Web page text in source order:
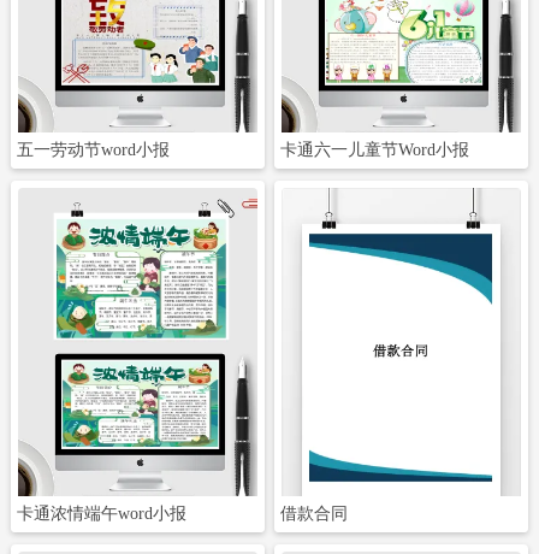
五一劳动节word小报 卡通六一儿童节Word小报
立即下载
卡通浓情端午word小报
立即下载
借款合同
立即下载